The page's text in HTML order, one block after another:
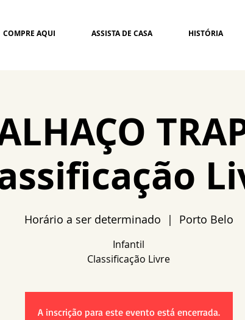
COMPRE AQUI ASSISTA DE CASA HISTÓRIA
Horário a ser determinado
  |
Porto Belo
Infantil
A inscrição para este evento está encerrada.